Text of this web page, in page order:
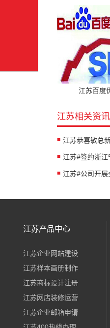
江苏百度
江苏相关资讯
江苏产品中心
江苏企业网站建设
江苏样本画册制作
江苏商标设计注册
江苏网店装修运营
江苏企业邮箱申请